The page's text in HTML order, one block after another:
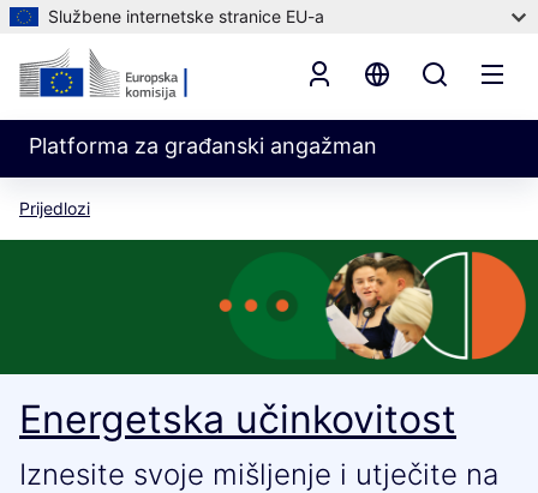
Službene internetske stranice EU-a
Platforma za građanski angažman
Prijedlozi
Energetska učinkovitost
Iznesite svoje mišljenje i utječite na